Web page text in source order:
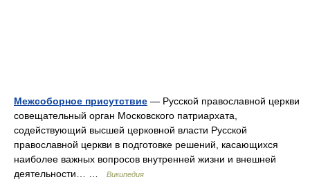
Межсоборное присутствие — Русской православной церкви
совещательный орган Московского патриархата,
содействующий высшей церковной власти Русской
православной церкви в подготовке решений, касающихся
наиболее важных вопросов внутренней жизни и внешней
деятельности… …
Википедия